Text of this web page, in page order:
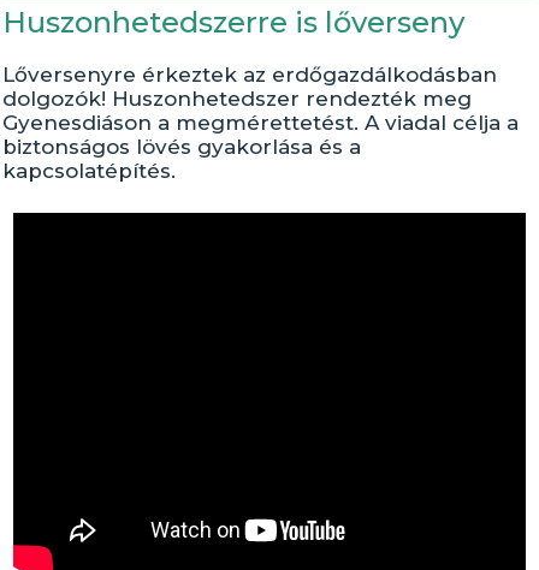
Huszonhetedszerre is lőverseny
Lőversenyre érkeztek az erdőgazdálkodásban
dolgozók! Huszonhetedszer rendezték meg
Gyenesdiáson a megmérettetést. A viadal célja a
biztonságos lövés gyakorlása és a
kapcsolatépítés.